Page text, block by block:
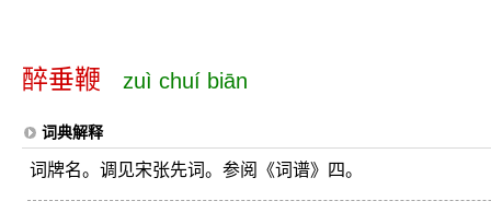
醉垂鞭 zuì chuí biān
词典解释
词牌名。调见宋张先词。参阅《词谱》四。